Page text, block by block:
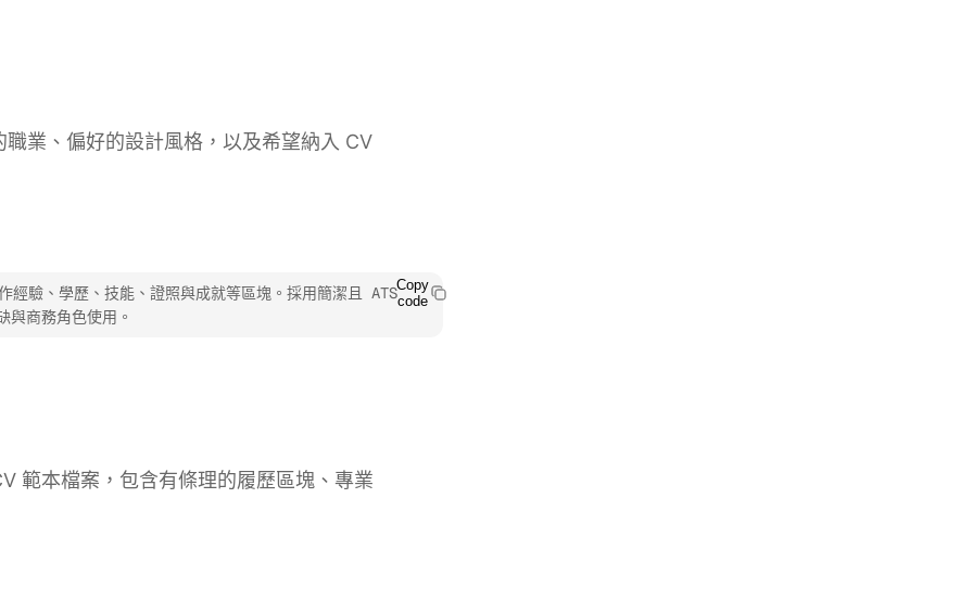
業、偏好的設計風格，以及希望納入 CV
驗、學歷、技能、證照與成就等區塊。採用簡潔且 ATS
與商務角色使用。
Copy
code
範本檔案，包含有條理的履歷區塊、專業